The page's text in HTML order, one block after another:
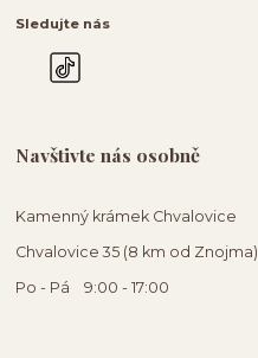
Sledujte nás
Navštivte nás osobně
Kamenný krámek Chvalovice
Chvalovice 35 (8 km od Znojma)
Po - Pá 9:00 - 17:00